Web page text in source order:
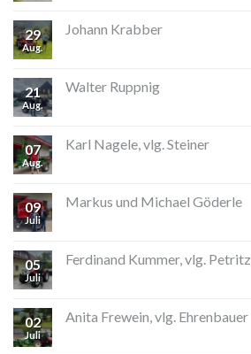
29
Aug.
Johann Krabber
21
Aug.
Walter Ruppnig
07
Aug.
Karl Nagele, vlg. Steiner
09
Juli
Markus und Michael Göderle
05
Juli
Ferdinand Kummer, vlg. Petritz
02
Juli
Anita Frewein, vlg. Ehrenbauer